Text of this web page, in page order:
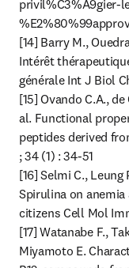
privil%C3%A9gier-
[14] Barry M.,
Intérêt
générale Int J Biol
[15] Ovando C.A.,
al. Functional
peptides derived
; 34 (1) : 34-51
[16] Selmi C., Leung
Spirulina on
citizens Cell Mol
[17] Watanabe F.,
Miyamoto E.